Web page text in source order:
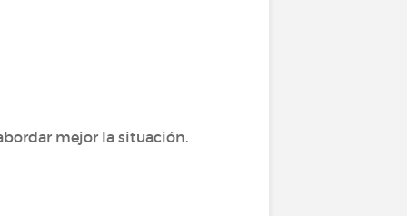
mejor la situación.